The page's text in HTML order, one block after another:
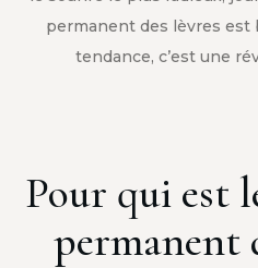
permanent des lèvres est
tendance, c’est une
Pour qui est
permanent